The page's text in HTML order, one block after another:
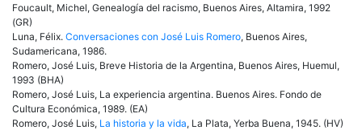
Foucault, Michel, Genealogía del racismo, Buenos Aires, Altamira, 1992
(GR)
Luna, Félix. Conversaciones con José Luis Romero, Buenos Aires,
Sudamericana, 1986.
Romero, José Luis, Breve Historia de la Argentina, Buenos Aires, Huemul,
1993 (BHA)
Romero, José Luis, La experiencia argentina. Buenos Aires. Fondo de
Cultura Económica, 1989. (EA)
Romero, José Luis, La historia y la vida, La Plata, Yerba Buena, 1945. (HV)